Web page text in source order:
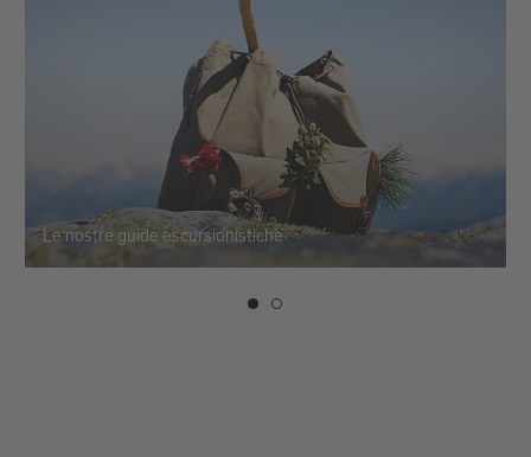
Le nostre guide escursionistiche